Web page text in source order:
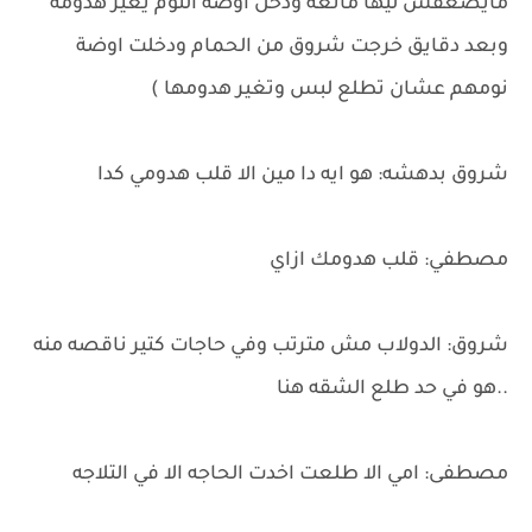
مايضعفش ليها مانعه ودخل اوضة النوم يغير هدومه
وبعد دقايق خرجت شروق من الحمام ودخلت اوضة
نومهم عشان تطلع لبس وتغير هدومها )
شروق بدهشه: هو ايه دا مين الا قلب هدومي كدا
مصطفي: قلب هدومك ازاي
شروق: الدولاب مش مترتب وفي حاجات كتير ناقصه منه
..هو في حد طلع الشقه هنا
مصطفى: امي الا طلعت اخدت الحاجه الا في التلاجه